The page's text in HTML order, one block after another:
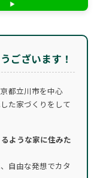
ございます！
都立川市を中心
た家づくりをして
ような家に住みた
自由な発想でカタ